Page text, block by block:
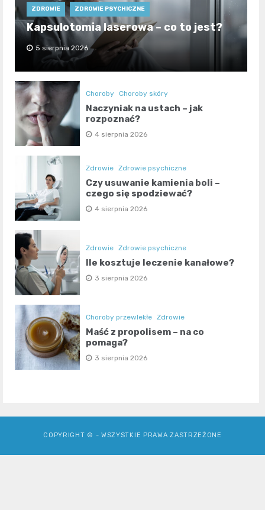
ZDROWIE ZDROWIE PSYCHICZNE
Kapsulotomia laserowa – co to jest?
5 sierpnia 2026
Choroby Choroby skóry
Naczyniak na ustach – jak
rozpoznać?
4 sierpnia 2026
Zdrowie Zdrowie psychiczne
Czy usuwanie kamienia boli –
czego się spodziewać?
4 sierpnia 2026
Zdrowie Zdrowie psychiczne
Ile kosztuje leczenie kanałowe?
3 sierpnia 2026
Choroby przewlekłe Zdrowie
Maść z propolisem – na co
pomaga?
3 sierpnia 2026
COPYRIGHT © - WSZYSTKIE PRAWA ZASTRZEŻONE